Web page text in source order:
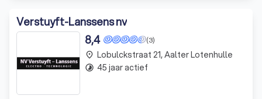
Verstuyft-Lanssens nv
(3)
8,4
place Lobulckstraat 21, Aalter Lotenhulle
timelapse 45 jaar actief